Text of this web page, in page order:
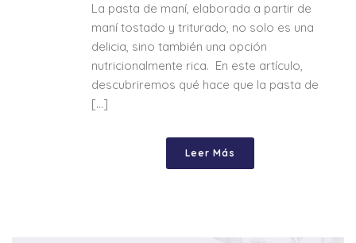
La pasta de maní, elaborada a partir de
maní tostado y triturado, no solo es una
delicia, sino también una opción
nutricionalmente rica. En este artículo,
descubriremos qué hace que la pasta de
[...]
Leer Más